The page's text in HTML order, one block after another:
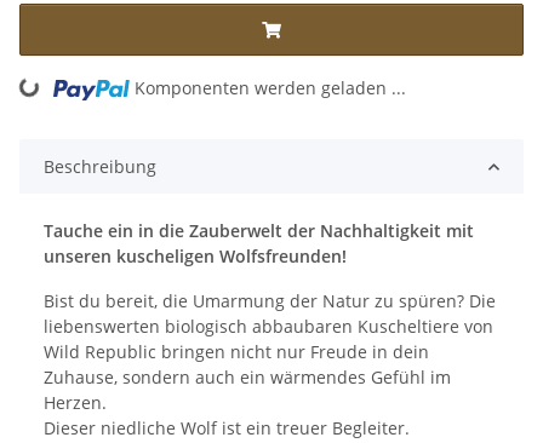
Komponenten werden geladen ...
Beschreibung
Tauche ein in die Zauberwelt der Nachhaltigkeit mit
unseren kuscheligen Wolfsfreunden!
Bist du bereit, die Umarmung der Natur zu spüren? Die
liebenswerten biologisch abbaubaren Kuscheltiere von
Wild Republic bringen nicht nur Freude in dein
Zuhause, sondern auch ein wärmendes Gefühl im
Herzen.
Dieser niedliche Wolf ist ein treuer Begleiter.